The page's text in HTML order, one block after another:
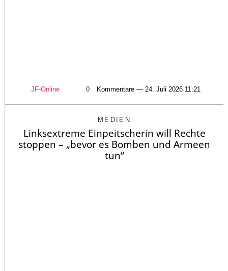
JF-Online 0 Kommentare — 24. Juli 2026 11:21
MEDIEN
Linksextreme Einpeitscherin will Rechte
stoppen – „bevor es Bomben und Armeen
tun“